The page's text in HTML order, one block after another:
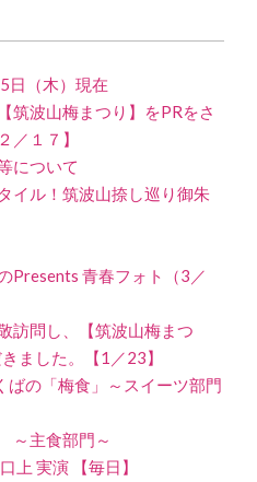
日（木）現在
筑波山梅まつり】をPRをさ
／１７】
について
イル！筑波山捺し巡り御朱
Presents 青春フォト（3／
問し、【筑波山梅まつ
ました。【1／23】
の「梅食」～スイーツ部門
～主食部門～
上 実演 【毎日】